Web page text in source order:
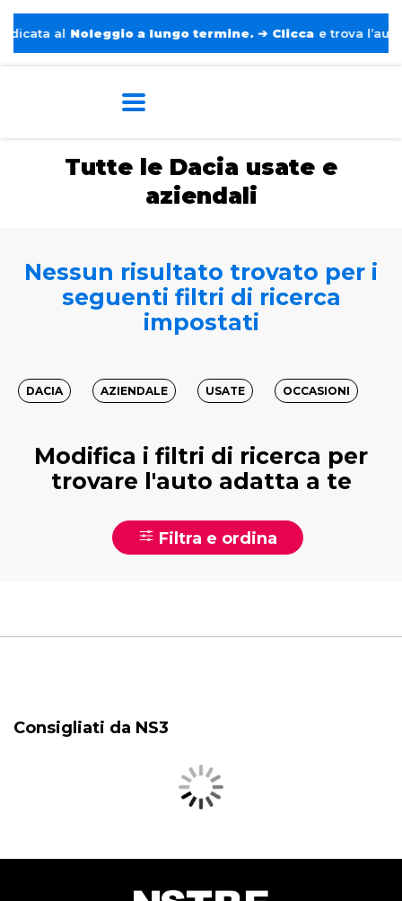
al Noleggio a lungo termine. ➔ Clicca e trova l’auto
Tutte le Dacia usate e
aziendali
Nessun risultato trovato per i
seguenti filtri di ricerca
impostati
DACIA AZIENDALE USATE OCCASIONI
Modifica i filtri di ricerca per
trovare l'auto adatta a te
Filtra e ordina
Consigliati da NS3